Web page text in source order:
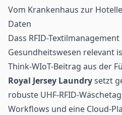
Vom Krankenhaus zur
Daten
Dass RFID-
Gesundheitswesen relevant
Think-WIoT-Beitrag aus der
Royal Jersey Laundrysetzt
robuste UHF-RFID-
Workflows und eine Cloud-